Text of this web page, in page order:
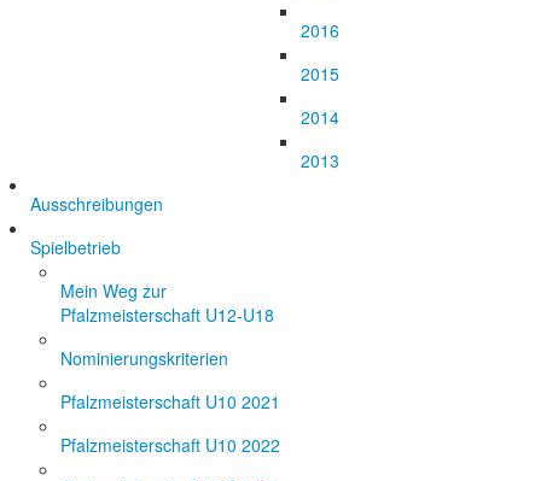
2016
2015
2014
2013
Ausschreibungen
Spielbetrieb
Mein Weg zur
Pfalzmeisterschaft U12-U18
Nominierungskriterien
Pfalzmeisterschaft U10 2021
Pfalzmeisterschaft U10 2022